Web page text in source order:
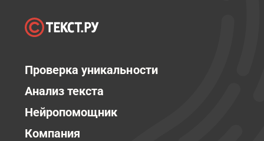
Проверка уникальности
Анализ текста
Нейропомощник
Компания